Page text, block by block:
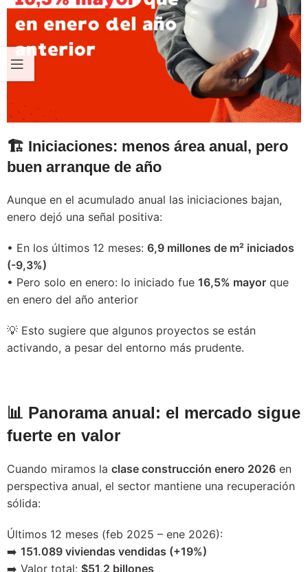
🏗️ Iniciaciones: menos área anual, pero
buen arranque de año
Aunque en el acumulado anual las iniciaciones bajan,
enero dejó una señal positiva:
• En los últimos 12 meses: 6,9 millones de m² iniciados
(-9,3%)
• Pero solo en enero: lo iniciado fue 16,5% mayor que
en enero del año anterior
💡 Esto sugiere que algunos proyectos se están
activando, a pesar del entorno más prudente.
📊 Panorama anual: el mercado sigue
fuerte en valor
Cuando miramos la clase construcción enero 2026 en
perspectiva anual, el sector mantiene una recuperación
sólida:
Últimos 12 meses (feb 2025 – ene 2026):
➡️ 151.089 viviendas vendidas (+19%)
➡️ Valor total: $51,2 billones